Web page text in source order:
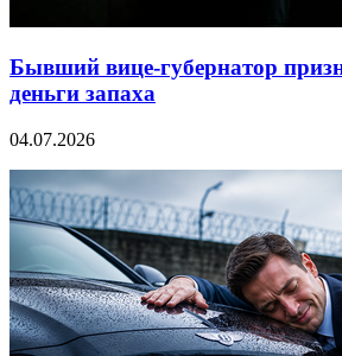
Бывший вице-губернатор
деньги запаха
04.07.2026